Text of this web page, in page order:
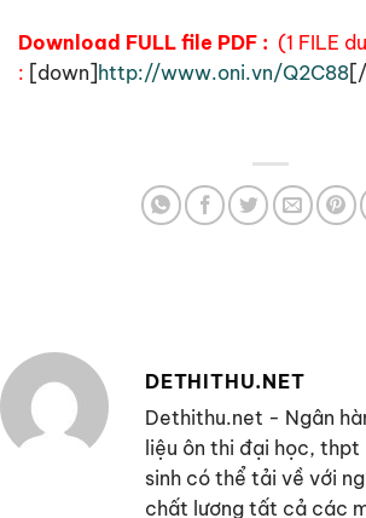
Download FULL file PDF : (1 FILE
: [down] http://www.oni.vn/Q2C88
DETHITHU.NET
Dethithu.net - Ngân
liệu ôn thi đại học,
sinh có thể tải về với
chất lượng tất cả các